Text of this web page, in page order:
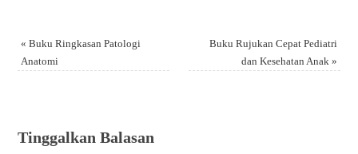
« Buku Ringkasan Patologi
Anatomi
Buku Rujukan Cepat Pediatri
dan Kesehatan Anak»
Tinggalkan Balasan